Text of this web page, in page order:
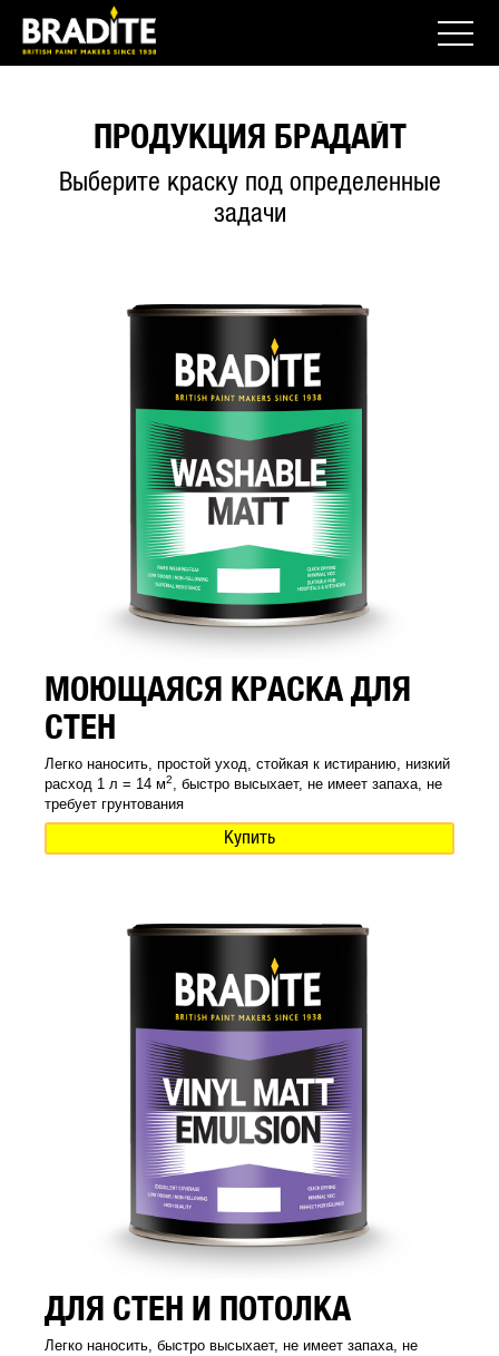
ПРОДУКЦИЯ БРАДАЙТ
Выберите краску под определенные
задачи
МОЮЩАЯСЯ КРАСКА ДЛЯ
СТЕН
Легко наносить, простой уход, стойкая к истиранию, низкий
расход 1 л = 14 м2
, быстро высыхает, не имеет запаха, не
требует грунтования
Купить
ДЛЯ СТЕН И ПОТОЛКА
Легко наносить, быстро высыхает, не имеет запаха, не